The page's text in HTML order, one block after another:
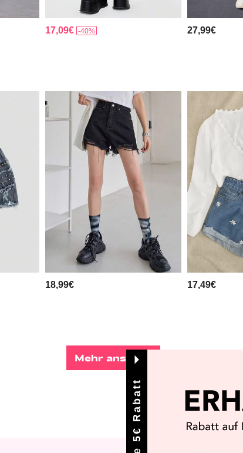
17,09€ -40% 27,99€
18,99€ 17,49€
Mehr ansehen